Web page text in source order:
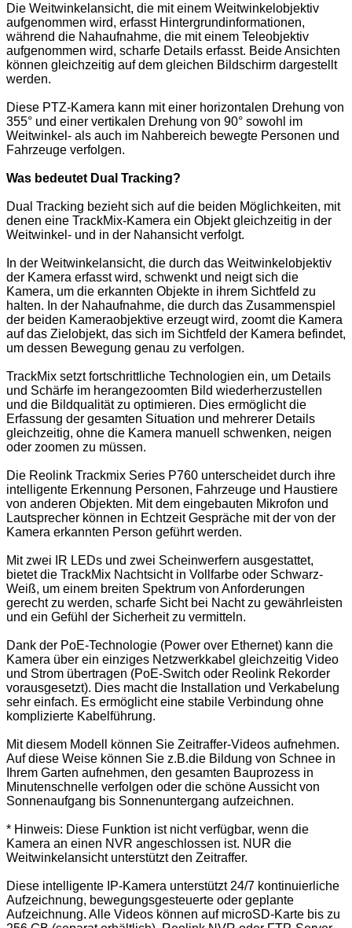
Die Weitwinkelansicht, die mit einem Weitwinkelobjektiv
aufgenommen wird, erfasst Hintergrundinformationen,
während die Nahaufnahme, die mit einem Teleobjektiv
aufgenommen wird, scharfe Details erfasst. Beide Ansichten
können gleichzeitig auf dem gleichen Bildschirm dargestellt
werden.
Diese PTZ-Kamera kann mit einer horizontalen Drehung von
355° und einer vertikalen Drehung von 90° sowohl im
Weitwinkel- als auch im Nahbereich bewegte Personen und
Fahrzeuge verfolgen.
Was bedeutet Dual Tracking?
Dual Tracking bezieht sich auf die beiden Möglichkeiten, mit
denen eine TrackMix-Kamera ein Objekt gleichzeitig in der
Weitwinkel- und in der Nahansicht verfolgt.
In der Weitwinkelansicht, die durch das Weitwinkelobjektiv
der Kamera erfasst wird, schwenkt und neigt sich die
Kamera, um die erkannten Objekte in ihrem Sichtfeld zu
halten. In der Nahaufnahme, die durch das Zusammenspiel
der beiden Kameraobjektive erzeugt wird, zoomt die Kamera
auf das Zielobjekt, das sich im Sichtfeld der Kamera befindet,
um dessen Bewegung genau zu verfolgen.
TrackMix setzt fortschrittliche Technologien ein, um Details
und Schärfe im herangezoomten Bild wiederherzustellen
und die Bildqualität zu optimieren. Dies ermöglicht die
Erfassung der gesamten Situation und mehrerer Details
gleichzeitig, ohne die Kamera manuell schwenken, neigen
oder zoomen zu müssen.
Die Reolink Trackmix Series P760 unterscheidet durch ihre
intelligente Erkennung Personen, Fahrzeuge und Haustiere
von anderen Objekten. Mit dem eingebauten Mikrofon und
Lautsprecher können in Echtzeit Gespräche mit der von der
Kamera erkannten Person geführt werden.
Mit zwei IR LEDs und zwei Scheinwerfern ausgestattet,
bietet die TrackMix Nachtsicht in Vollfarbe oder Schwarz-
Weiß, um einem breiten Spektrum von Anforderungen
gerecht zu werden, scharfe Sicht bei Nacht zu gewährleisten
und ein Gefühl der Sicherheit zu vermitteln.
Dank der PoE-Technologie (Power over Ethernet) kann die
Kamera über ein einziges Netzwerkkabel gleichzeitig Video
und Strom übertragen (PoE-Switch oder Reolink Rekorder
vorausgesetzt). Dies macht die Installation und Verkabelung
sehr einfach. Es ermöglicht eine stabile Verbindung ohne
komplizierte Kabelführung.
Mit diesem Modell können Sie Zeitraffer-Videos aufnehmen.
Auf diese Weise können Sie z.B.die Bildung von Schnee in
Ihrem Garten aufnehmen, den gesamten Bauprozess in
Minutenschnelle verfolgen oder die schöne Aussicht von
Sonnenaufgang bis Sonnenuntergang aufzeichnen.
* Hinweis: Diese Funktion ist nicht verfügbar, wenn die
Kamera an einen NVR angeschlossen ist. NUR die
Weitwinkelansicht unterstützt den Zeitraffer.
Diese intelligente IP-Kamera unterstützt 24/7 kontinuierliche
Aufzeichnung, bewegungsgesteuerte oder geplante
Aufzeichnung. Alle Videos können auf microSD-Karte bis zu